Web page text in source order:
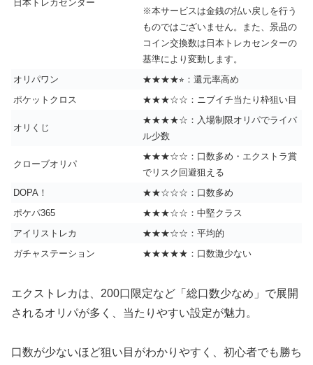
日本トレカセンター
※本サービスは金銭の払い戻しを行う
ものではございません。また、景品の
コイン交換数は日本トレカセンターの
基準により変動します。
オリパワン
★★★★⭐︎：還元率高め
ポケットクロス
★★★☆☆：ニブイチ当たり枠狙い目
オリくじ
★★★★☆：入場制限オリパでライバ
ル少数
クローブオリパ
★★★☆☆：口数多め・エクストラ賞
でリスク回避狙える
DOPA！
★★☆☆☆：口数多め
ポケパ365
★★★☆☆：中堅クラス
アイリストレカ
★★★☆☆：平均的
ガチャステーション
★★★★★：口数激少ない
エクストレカは、200口限定など「総口数少なめ」で展開
されるオリパが多く、当たりやすい設定が魅力。
口数が少ないほど狙い目がわかりやすく、初心者でも勝ち